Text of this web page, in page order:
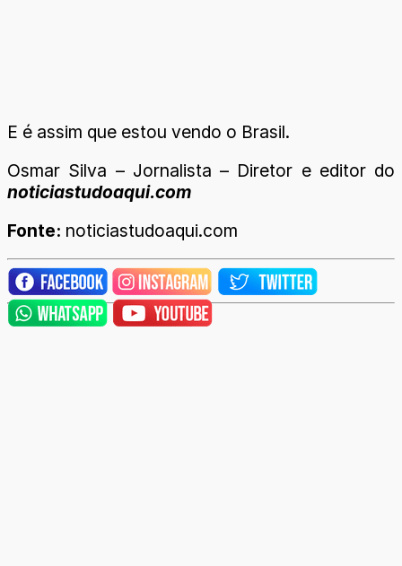
E é assim que estou vendo o Brasil.
Osmar Silva – Jornalista – Diretor e editor do
noticiastudoaqui.com
Fonte: noticiastudoaqui.com